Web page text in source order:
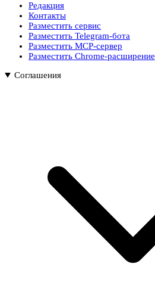
Редакция
Контакты
Разместить сервис
Разместить Telegram-бота
Разместить MCP-сервер
Разместить Chrome-расширение
Соглашения